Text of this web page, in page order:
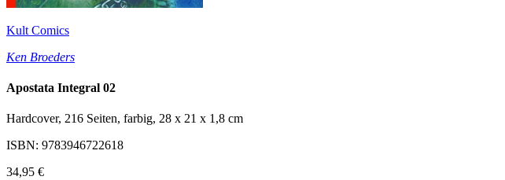
Kult Comics
Ken Broeders
Apostata Integral 02
Hardcover, 216 Seiten, farbig, 28 x 21 x 1,8 cm
ISBN: 9783946722618
34,95 €